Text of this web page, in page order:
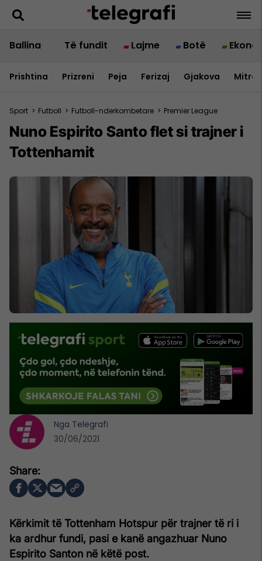
Ballina Të fundit Lajme Botë
Prishtina Prizreni Peja Ferizaj Gjakova
Sport > Futboll > Futboll-nderkombetare > Premier League
Nuno Espirito Santo flet si trajner i
Tottenhamit
Kërkimit të Tottenham Hotspur për trajner të ri i
ka ardhur fundi, pasi e kanë angazhuar Nuno
Espirito Santon në këtë post.
Nga Telegrafi
30/06/2021